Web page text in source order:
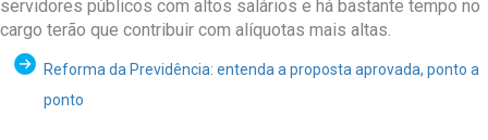
servidores públicos com altos salários e há bastante tempo no
cargo terão que contribuir com alíquotas mais altas.
Reforma da Previdência: entenda a proposta aprovada, ponto a
ponto